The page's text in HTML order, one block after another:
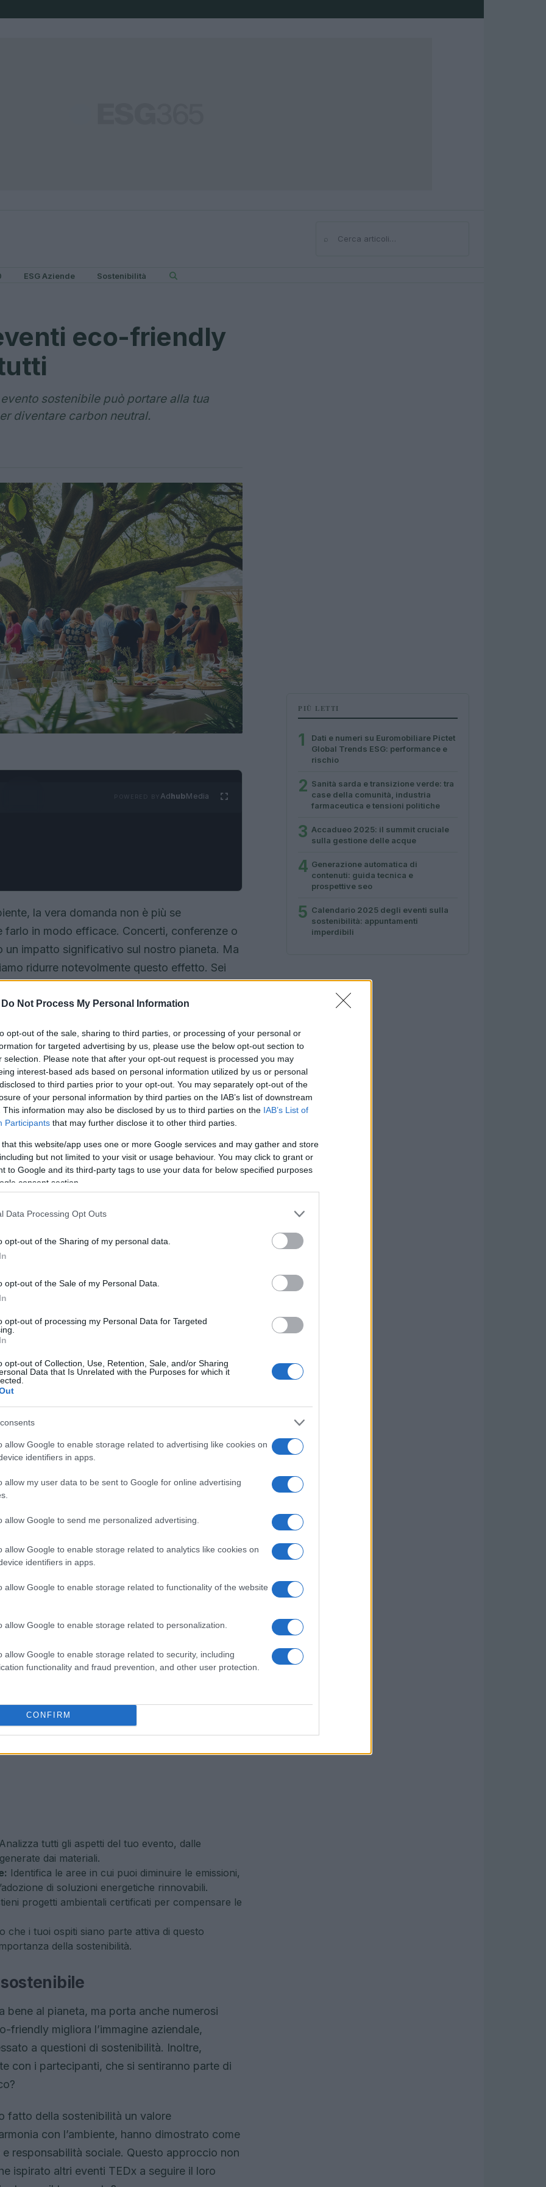
Do Not Process My Personal Information
opt-out of the sale, sharing to third parties, or processing of your personal or
for targeted advertising by us, please use the below opt-out section to
selection. Please note that after your opt-out request is processed you may
interest-based ads based on personal information utilized by us or personal
to third parties prior to your opt-out. You may separately opt-out of the
of your personal information by third parties on the IAB’s list of downstream
This information may also be disclosed by us to third parties on the IAB’s List of
Participants that may further disclose it to other third parties.
that this website/app uses one or more Google services and may gather and store
but not limited to your visit or usage behaviour. You may click to grant or
to Google and its third-party tags to use your data for below specified purposes
consent section.
Data Processing Opt Outs
opt-out of the Sharing of my personal data.
opt-out of the Sale of my Personal Data.
opt-out of processing my Personal Data for Targeted
opt-out of Collection, Use, Retention, Sale, and/or Sharing
Data that Is Unrelated with the Purposes for which it
allow Google to enable storage related to advertising like cookies on
identifiers in apps.
allow my user data to be sent to Google for online advertising
allow Google to send me personalized advertising.
allow Google to enable storage related to analytics like cookies on
identifiers in apps.
allow Google to enable storage related to functionality of the website
allow Google to enable storage related to personalization.
allow Google to enable storage related to security, including
functionality and fraud prevention, and other user protection.
CONFIRM
⌕Cerca
ESG Aziende Sostenibilità
eco-friendly
sostenibile può portare alla tua
diventare carbon neutral.
AdhubMedia
la vera domanda non è più se
farlo in modo efficace. Concerti, conferenze o
un impatto significativo sul nostro pianeta. Ma
ridurre notevolmente questo effetto. Sei
prossimo evento in una celebrazione eco-
🌍✨
un evento sostenibile? Si tratta di
minimizzare il suo impatto ambientale.
di CO2, ma anche adottare pratiche che
e il rispetto per il nostro pianeta. Ma come si
È più semplice di quanto pensi! Basta
strategie per ridurre e compensare le
il concetto dicarbon neutrality.
dovrai considerare le emissioni generate
consumata. E le buone notizie? Ci
Jam, che si stanno già impegnando in questo
impatto ambientale. E tu? Puoi fare lo
luminoso di sostenibilità!
neutral
neutral, segui queste 4 fasi fondamentali:
Analizza tutti gli aspetti del tuo evento, dalle
dai materiali.
Identifica le aree in cui puoi diminuire le emissioni,
di soluzioni energetiche rinnovabili.
progetti ambientali certificati per compensare le
che i tuoi ospiti siano parte attiva di questo
della sostenibilità.
al pianeta, ma porta anche numerosi
friendly migliora l’immagine aziendale,
a questioni di sostenibilità. Inoltre,
con i partecipanti, che si sentiranno parte di
fatto della sostenibilità un valore
con l’ambiente, hanno dimostrato come
responsabilità sociale. Questo approccio non
ispirato altri eventi TEDx a seguire il loro
PIÙ LETTI
1
Dati e numeri su Euromobiliare Pictet
Global Trends ESG: performance e
rischio
2 Sanità sarda e transizione verde: tra
case della comunità, industria
farmaceutica e tensioni politiche
3 Accadueo 2025: il summit cruciale
sulla gestione delle acque
4 Generazione automatica di
contenuti: guida tecnica e
prospettive seo
5 Calendario 2025 degli eventi sulla
sostenibilità: appuntamenti
imperdibili